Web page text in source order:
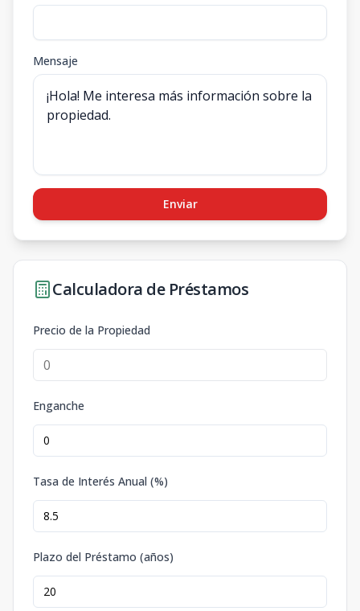
Mensaje
Enviar
Calculadora de Préstamos
Precio de la Propiedad
Enganche
Tasa de Interés Anual (%)
Plazo del Préstamo (años)